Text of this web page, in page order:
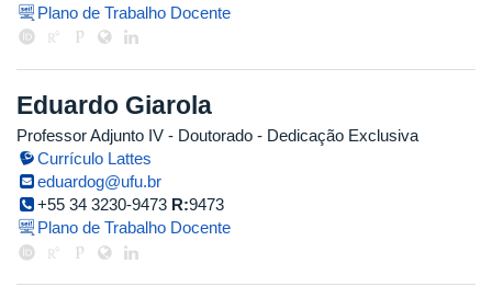
Plano de Trabalho Docente
Eduardo Giarola
Professor Adjunto IV - Doutorado - Dedicação Exclusiva
Currículo Lattes
eduardog@ufu.br
+55 34 3230-9473 R:9473
Plano de Trabalho Docente